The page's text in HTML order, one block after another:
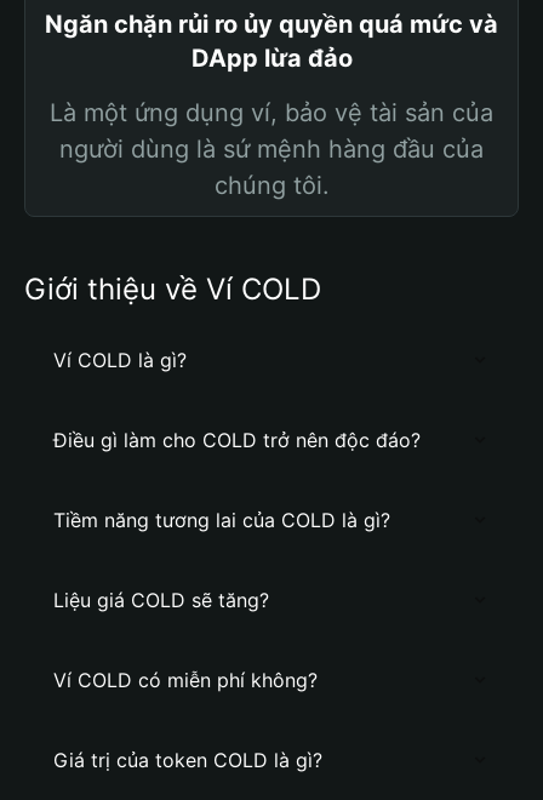
Ngăn chặn rủi ro ủy quyền quá mức và
DApp lừa đảo
Là một ứng dụng ví, bảo vệ tài sản của
người dùng là sứ mệnh hàng đầu của
chúng tôi.
Giới thiệu về Ví COLD
Ví COLD là gì?
Điều gì làm cho COLD trở nên độc đáo?
Tiềm năng tương lai của COLD là gì?
Liệu giá COLD sẽ tăng?
Ví COLD có miễn phí không?
Giá trị của token COLD là gì?